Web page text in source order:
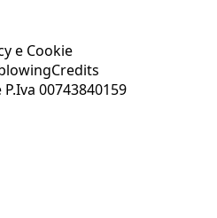
e Cookie
Credits
00743840159